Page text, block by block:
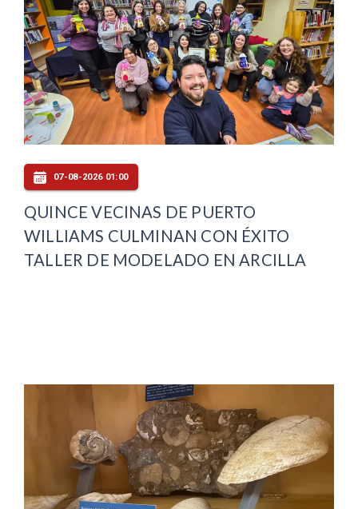
07-08-2026 01:00
QUINCE VECINAS DE PUERTO
WILLIAMS CULMINAN CON ÉXITO
TALLER DE MODELADO EN ARCILLA